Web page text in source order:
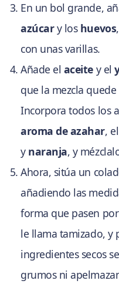
En un bol grande,
azúcary los huevos
con unas varillas.
Añade el aceite y el
que la mezcla
Incorpora todos los
aroma de azahar, el
y naranja, y
Ahora, sitúa un
añadiendo las
forma que pasen
le llama tamizado, y
ingredientes secos
grumos ni